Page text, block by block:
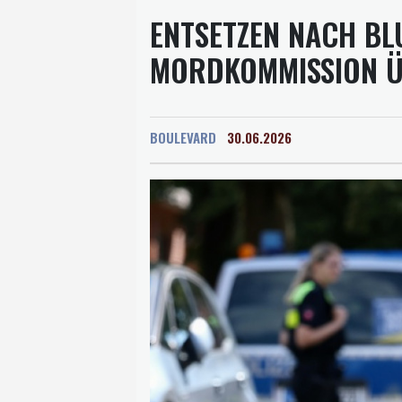
ENTSETZEN NACH
MORDKOMMISSION
BOULEVARD 30.06.2026